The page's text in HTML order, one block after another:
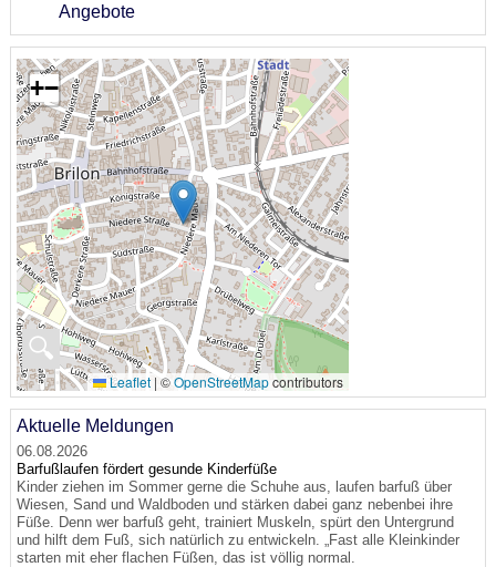
Angebote
🔍
+−
Leaflet | ©OpenStreetMapcontributors
Aktuelle Meldungen
06.08.2026
Barfußlaufen fördert gesunde Kinderfüße
Kinder ziehen im Sommer gerne die Schuhe aus, laufen barfuß über
Wiesen, Sand und Waldboden und stärken dabei ganz nebenbei ihre
Füße. Denn wer barfuß geht, trainiert Muskeln, spürt den Untergrund
und hilft dem Fuß, sich natürlich zu entwickeln. „Fast alle Kleinkinder
starten mit eher flachen Füßen, das ist völlig normal.